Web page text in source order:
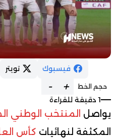
فيسبوك تويتر
حجم الخط +
-
1 دقيقة للقراءة
يواصل المنتخب الوطني
المكثفة لنهائيات كأس